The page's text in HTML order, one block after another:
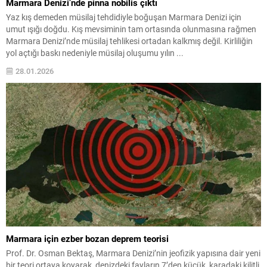
Yaz kış demeden müsilaj tehdidiyle boğuşan Marmara Denizi için
umut ışığı doğdu. Kış mevsiminin tam ortasında olunmasına rağmen
Marmara Denizi’nde müsilaj tehlikesi ortadan kalkmış değil. Kirliliğin
yol açtığı baskı nedeniyle müsilaj oluşumu yılın ...
28.01.2026
Marmara için ezber bozan deprem teorisi
Prof. Dr. Osman Bektaş, Marmara Denizi’nin jeofizik yapısına dair yeni
bir teori ortaya koyarak, denizdeki fayların 7’den küçük, karadaki kilitli